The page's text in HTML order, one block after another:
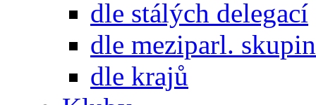
dle stálých delegací
dle meziparl. skupin
dle krajů